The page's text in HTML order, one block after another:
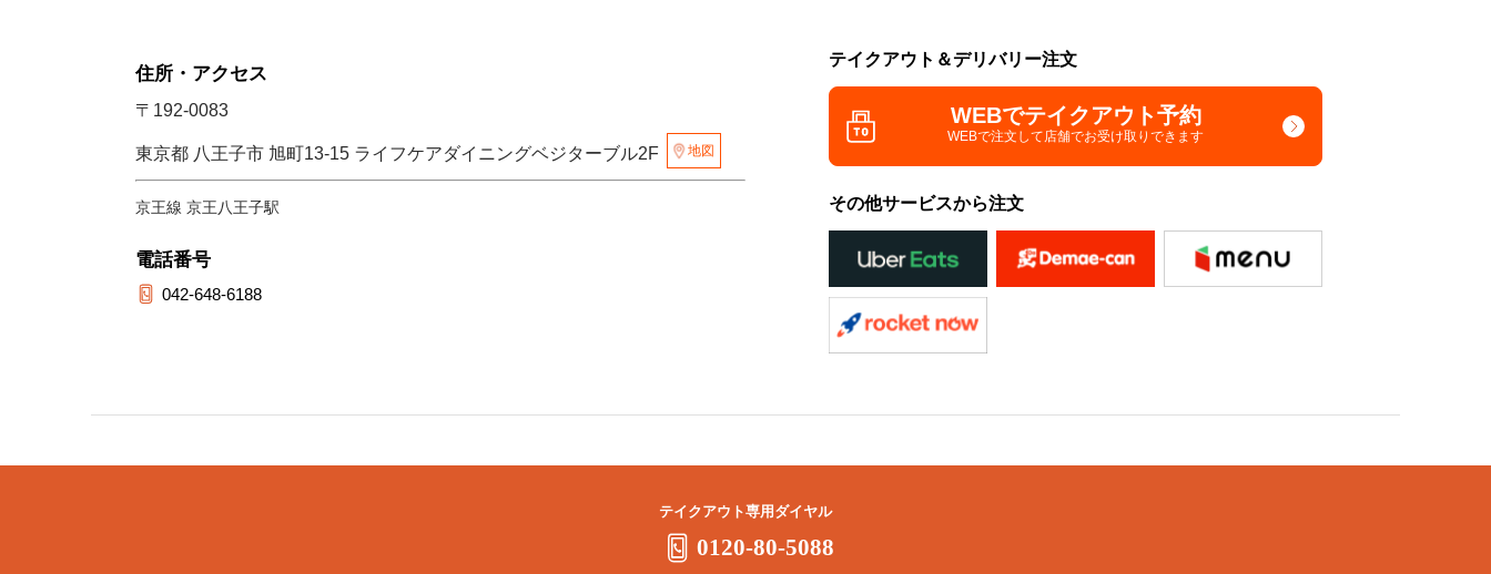
住所・アクセス
〒192-0083
東京都 八王子市 旭町13-15 ライフケアダイニングベジターブル2F 地図
京王線 京王八王子駅
電話番号
042-648-6188
テイクアウト＆デリバリー注文
WEBでテイクアウト予約
WEBで注文して店舗でお受け取りできます
その他サービスから注文
テイクアウト専用ダイヤル
0120-80-5088